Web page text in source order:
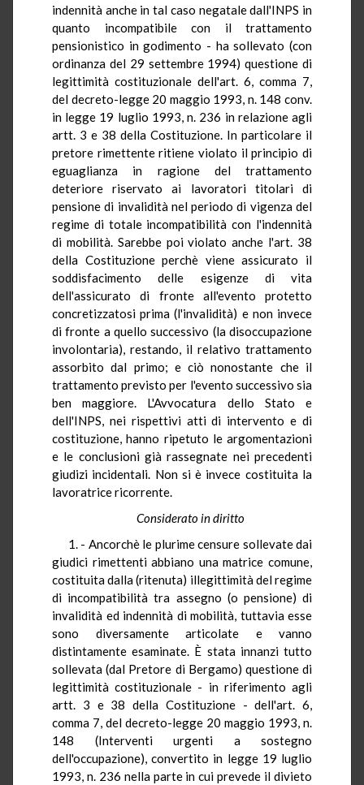
indennità anche in tal caso negatale dall'INPS in
quanto incompatibile con il trattamento
pensionistico in godimento - ha sollevato (con
ordinanza del 29 settembre 1994) questione di
legittimità costituzionale dell'art. 6, comma 7,
del decreto-legge 20 maggio 1993, n. 148 conv.
in legge 19 luglio 1993, n. 236 in relazione agli
artt. 3 e 38 della Costituzione. In particolare il
pretore rimettente ritiene violato il principio di
eguaglianza in ragione del trattamento
deteriore riservato ai lavoratori titolari di
pensione di invalidità nel periodo di vigenza del
regime di totale incompatibilità con l'indennità
di mobilità. Sarebbe poi violato anche l'art. 38
della Costituzione perchè viene assicurato il
soddisfacimento delle esigenze di vita
dell'assicurato di fronte all'evento protetto
concretizzatosi prima (l'invalidità) e non invece
di fronte a quello successivo (la disoccupazione
involontaria), restando, il relativo trattamento
assorbito dal primo; e ciò nonostante che il
trattamento previsto per l'evento successivo sia
ben maggiore. L'Avvocatura dello Stato e
dell'INPS, nei rispettivi atti di intervento e di
costituzione, hanno ripetuto le argomentazioni
e le conclusioni già rassegnate nei precedenti
giudizi incidentali. Non si è invece costituita la
lavoratrice ricorrente.
Considerato in diritto
1. - Ancorchè le plurime censure sollevate dai
giudici rimettenti abbiano una matrice comune,
costituita dalla (ritenuta) illegittimità del regime
di incompatibilità tra assegno (o pensione) di
invalidità ed indennità di mobilità, tuttavia esse
sono diversamente articolate e vanno
distintamente esaminate. È stata innanzi tutto
sollevata (dal Pretore di Bergamo) questione di
legittimità costituzionale - in riferimento agli
artt. 3 e 38 della Costituzione - dell'art. 6,
comma 7, del decreto-legge 20 maggio 1993, n.
148 (Interventi urgenti a sostegno
dell'occupazione), convertito in legge 19 luglio
1993, n. 236 nella parte in cui prevede il divieto